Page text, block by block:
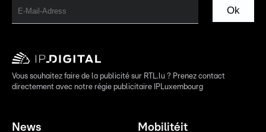
Ok
Vous souhaitez faire de la publicité sur RTL.lu ? Prenez contact
directement avec notre régie publicitaire IPLuxembourg
News Mobilitéit